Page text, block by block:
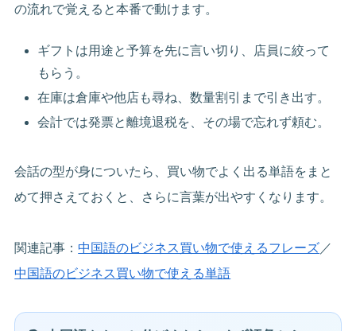
の流れで覚えると本番で動けます。
ギフトは用途と予算を先に言い切り、店員に絞って
もらう。
在庫は倉庫や他店も尋ね、数量割引まで引き出す。
会計では発票と離境退税を、その場で忘れず頼む。
会話の型が身についたら、買い物でよく出る単語をまと
めて押さえておくと、さらに言葉が出やすくなります。
関連記事：中国語のビジネス買い物で使えるフレーズ／
中国語のビジネス買い物で使える単語